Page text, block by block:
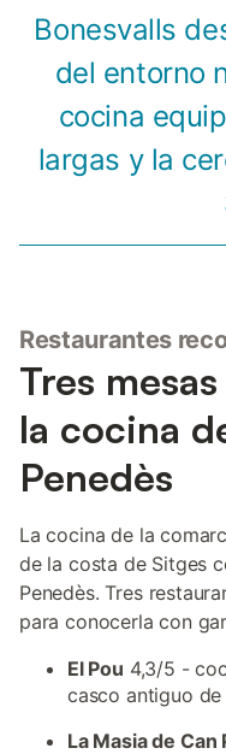
Bonesvalls
del entorno
cocina
largas y la
Restaurantes
Tres
la cocina
Penedès
La cocina de la
de la costa de Sitges
Penedès. Tres
para conocerla con
El Pou 4,3/5 -
casco antiguo de
La Masia de Can